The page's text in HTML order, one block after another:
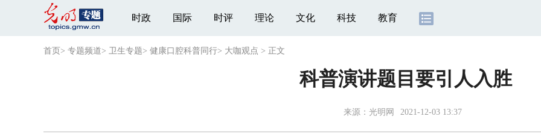
时政 国际 时评 理论 文化 科技 教育
首页 > 专题频道> 卫生专题> 健康口腔科普同行> 大咖观点 > 正文
科普演讲题目要引人入胜
来源： 光明网 2021-12-03 13:37